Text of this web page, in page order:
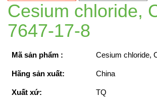
Cesium chloride,
7647-17-8
Mã sản phẩm : Cesium chloride,
Hãng sản xuất: China
Xuất xứ: TQ